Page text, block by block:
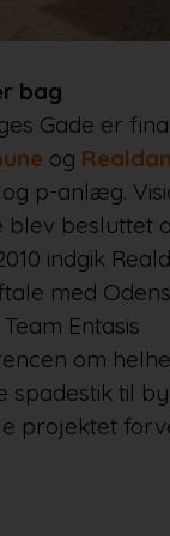
bag
Gade er
og
p-anlæg.
blev besluttet
indgik
med
Entasis
om
spadestik til
projektet